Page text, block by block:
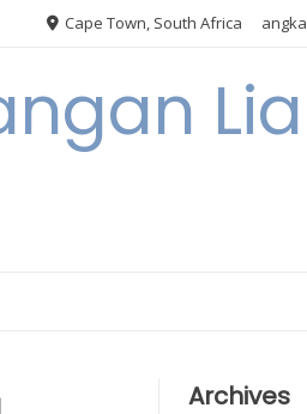
Cape Town, South Africa
Archives